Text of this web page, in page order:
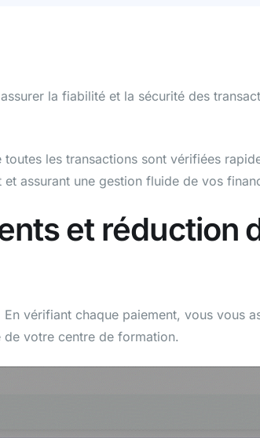
la fiabilité et la sécurité des
les transactions sont vérifiées
assurant une gestion fluide de vos
et réduction
vérifiant chaque paiement, vous vous
de votre centre de formation.